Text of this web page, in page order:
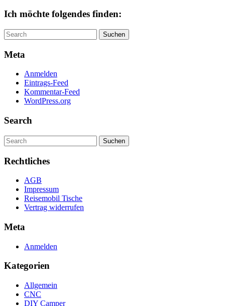
Ich möchte folgendes finden:
Search
for:
Meta
Anmelden
Eintrags-Feed
Kommentar-Feed
WordPress.org
Search
Search
for:
Rechtliches
AGB
Impressum
Reisemobil Tische
Vertrag widerrufen
Meta
Anmelden
Kategorien
Allgemein
CNC
DIY Camper